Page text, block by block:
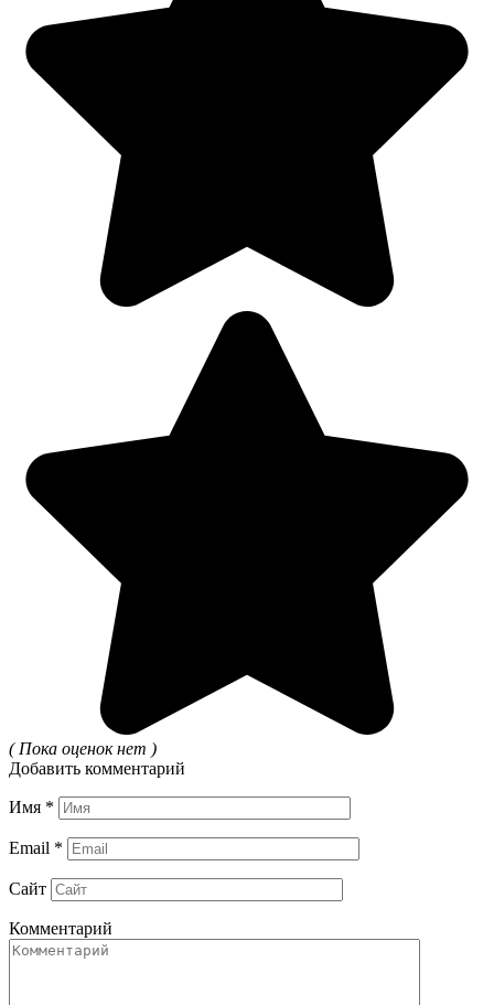
( Пока оценок нет )
Добавить комментарий
Имя *
Email *
Сайт
Комментарий